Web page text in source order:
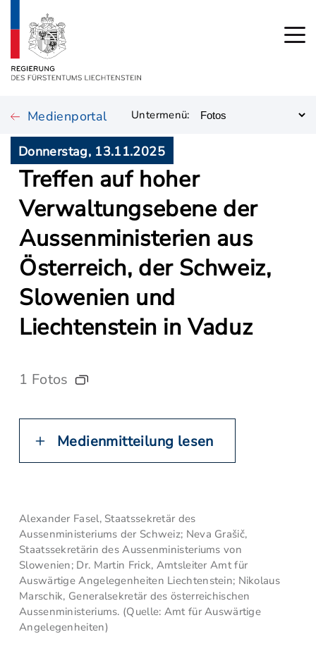
Medienportal Untermenü:
Donnerstag, 13.11.2025
Treffen auf hoher
Verwaltungsebene der
Aussenministerien aus
Österreich, der Schweiz,
Slowenien und
Liechtenstein in Vaduz
1 Fotos
Medienmitteilung lesen
Alexander Fasel, Staatssekretär des
Aussenministeriums der Schweiz; Neva Grašič,
Staatssekretärin des Aussenministeriums von
Slowenien; Dr. Martin Frick, Amtsleiter Amt für
Auswärtige Angelegenheiten Liechtenstein; Nikolaus
Marschik, Generalsekretär des österreichischen
Aussenministeriums. (Quelle: Amt für Auswärtige
Angelegenheiten)